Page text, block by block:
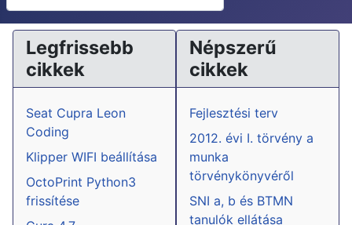
Legfrissebb
cikkek
Seat Cupra Leon
Coding
Klipper WIFI beállítása
OctoPrint Python3
frissítése
Népszerű
cikkek
Fejlesztési terv
2012. évi I. törvény a
munka
törvénykönyvéről
SNI a, b és BTMN
tanulók ellátása